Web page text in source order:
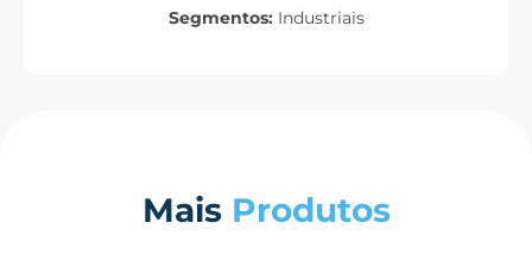
Segmentos:Industriais
Mais Produtos